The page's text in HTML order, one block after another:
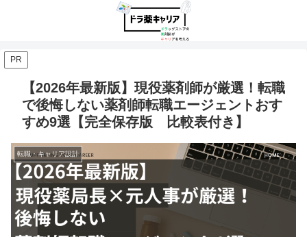
PR
【2026年最新版】現役薬剤師が厳選！転職
で後悔しない薬剤師転職エージェントおす
すめ9選【完全保存版 比較表付き】
転職・キャリア設計